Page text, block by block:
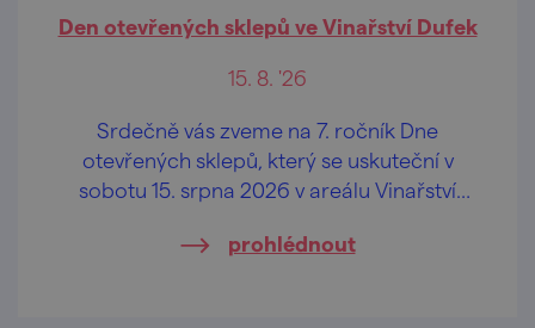
Den otevřených sklepů ve Vinařství Dufek
15. 8. '26
Srdečně vás zveme na 7. ročník Dne
otevřených sklepů, který se uskuteční v
sobotu 15. srpna 2026 v areálu Vinařství
prohlédnout